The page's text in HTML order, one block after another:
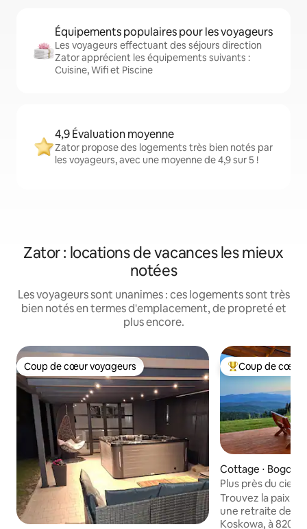
Équipements populaires pour les voyageurs
Les voyageurs effectuant des séjours direction
Zator apprécient les équipements suivants :
Cuisine, Wifi et Piscine
4,9 Évaluation moyenne
Zator propose des logements très bien notés par
les voyageurs, avec une moyenne de 4,9 sur 5 !
Zator : locations de vacances les mieux
notées
Les voyageurs sont unanimes : ces logements sont très
bien notés en termes d'emplacement, de propreté et
plus encore.
Coup de cœur voyageurs
Coup de cœur voyageurs Coups de cœur
Coup de cœur
Cottage ⋅
Plus près du ciel :
extérieur
Trouvez la paix à
une retraite de
Koskowa, à 820